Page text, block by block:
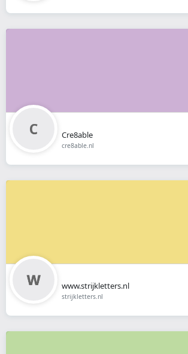
Cre8able
cre8able.nl
www.strijkletters.nl
strijkletters.nl